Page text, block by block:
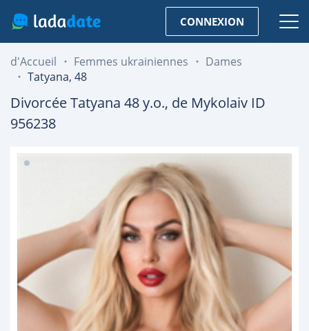
CONNEXION
d'Accueil Femmes ukrainiennes
Dames
Tatyana, 48
DivorcéeTatyana 48y.o., de Mykolaiv ID
956238